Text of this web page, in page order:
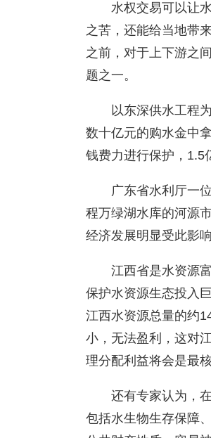
水权交易可以让
之苦，还能给当地带
之前，对于上下游之
题之一。
以东深供水工程
数十亿元的购水金中
钱费力进行保护，1.5
广东省水利厅一
程万绿湖水库的河源
经济发展明显受此影
江西省是水资源
保护水资源生态投入
江西水资源总量的约
小，无法盈利，这对
理分配利益将会是最
还有专家认为，
包括水生物生存保障